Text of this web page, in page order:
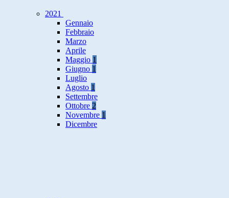
2021
Gennaio
Febbraio
Marzo
Aprile
Maggio 1
Giugno 1
Luglio
Agosto 1
Settembre
Ottobre 2
Novembre 1
Dicembre